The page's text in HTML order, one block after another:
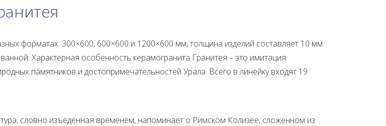
форматах: 300×600, 600×600 и 1200×600 мм, толщина изделий составляет 10 мм.
Характерная особенность керамогранита Гранитея – это имитация
памятников и достопримечательностей Урала. Всего в линейку входят 19
словно изъеденная временем, напоминает о Римском Колизее, сложенном из